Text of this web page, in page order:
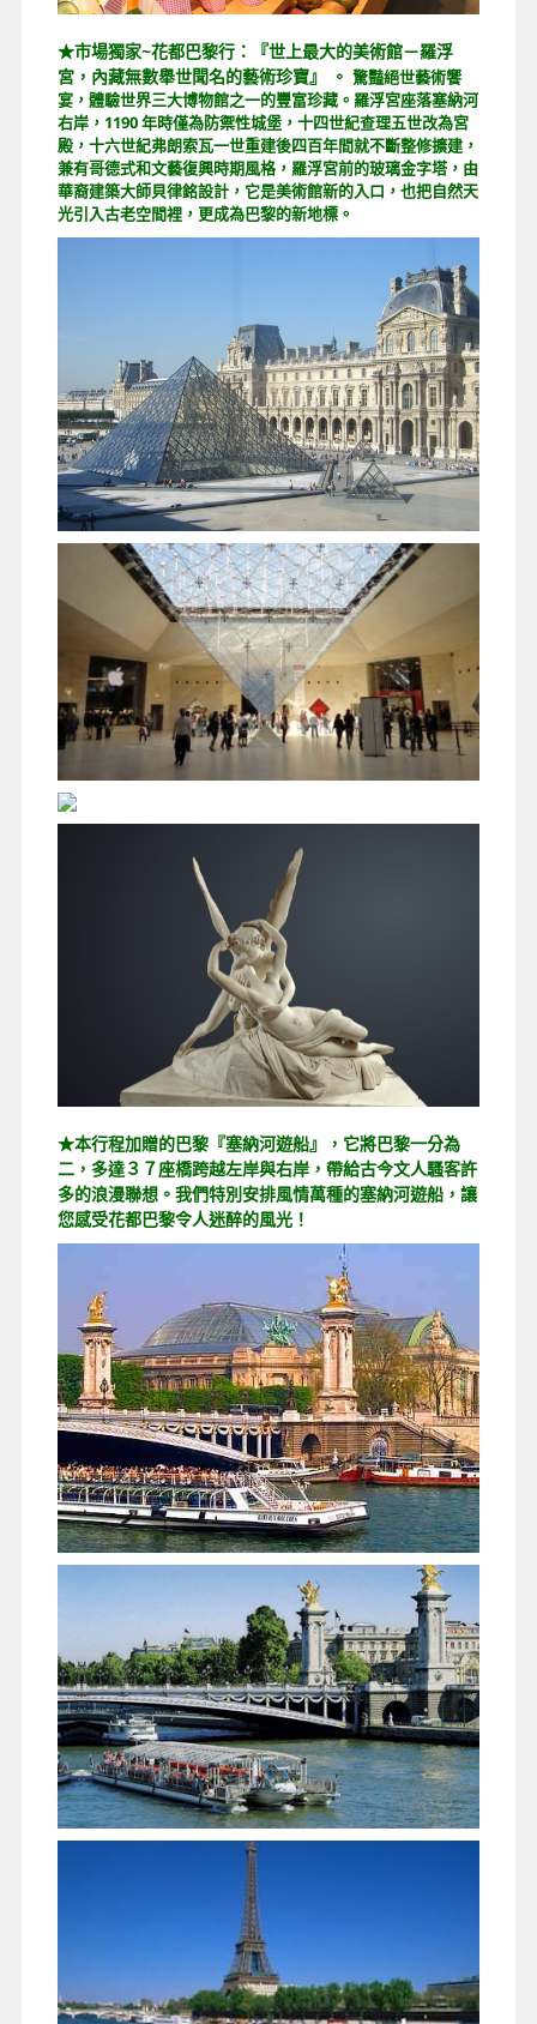
★市場獨家~花都巴黎行：『世上最大的美術館－羅浮
宮，內藏無數舉世聞名的藝術珍寶』 。 驚豔絕世藝術饗
宴，體驗世界三大博物館之一的豐富珍藏。羅浮宮座落塞納河
右岸，1190 年時僅為防禦性城堡，十四世紀查理五世改為宮
殿，十六世紀弗朗索瓦一世重建後四百年間就不斷整修擴建，
兼有哥德式和文藝復興時期風格，羅浮宮前的玻璃金字塔，由
華裔建築大師貝律銘設計，它是美術館新的入口，也把自然天
光引入古老空間裡，更成為巴黎的新地標。
★本行程加贈的巴黎『塞納河遊船』，它將巴黎一分為
二，多達３７座橋跨越左岸與右岸，帶給古今文人騷客許
多的浪漫聯想。我們特別安排風情萬種的塞納河遊船，讓
您感受花都巴黎令人迷醉的風光！